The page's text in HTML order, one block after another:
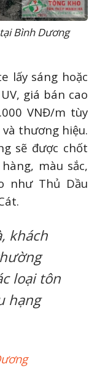
Bình Dương
lấy sáng hoặc
giá bán cao
VNĐ/m tùy
thương hiệu.
sẽ được chốt
màu sắc,
như Thủ Dầu
khách
loại tôn
hạng